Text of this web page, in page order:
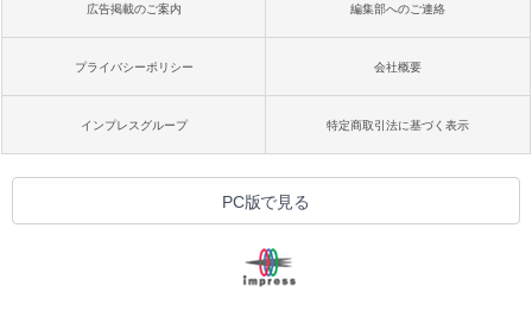
広告掲載のご案内 編集部へのご連絡
プライバシーポリシー 会社概要
インプレスグループ 特定商取引法に基づく表示
PC版で見る